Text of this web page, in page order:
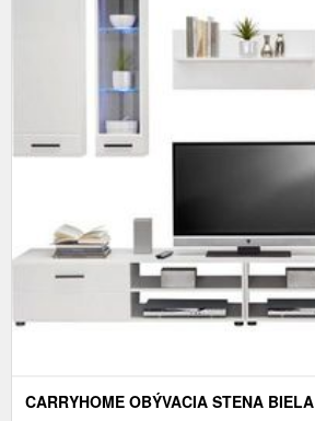
CARRYHOME OBÝVACIA STENA BIELA